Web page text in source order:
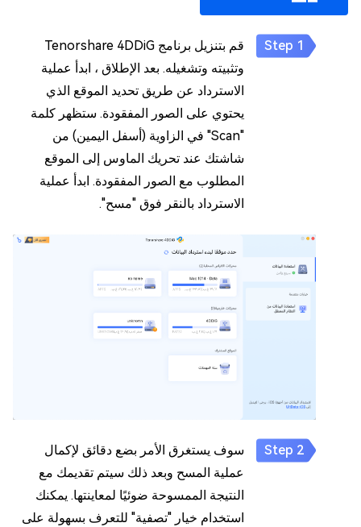
قم بتنزيل برنامج Tenorshare 4DDiG
وتثبيته وتشغيله. بعد الإطلاق ، ابدأ عملية
الاسترداد عن طريق تحديد الموقع الذي
يحتوي على الصور المفقودة. ستظهر كلمة
"Scan" في الزاوية (أسفل اليمين) من
شاشتك عند تحريك الماوس إلى الموقع
المطلوب مع الصور المفقودة. ابدأ عملية
الاسترداد بالنقر فوق "مسح".
سوف يستغرق الأمر بضع دقائق لإكمال
عملية المسح وبعد ذلك سيتم تقديمك مع
النتيجة الممسوحة ضوئيًا لمعاينتها. يمكنك
استخدام خيار "تصفية" للتعرف بسهولة على